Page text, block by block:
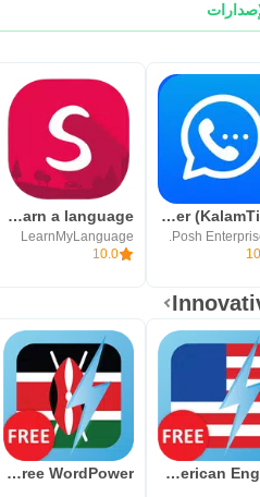
KT Messenger (KalamTime)
Posh
Speekoo - Learn a language
LearnMyLanguage
10.0
WordPower Lt American English
Learn Swahili Free WordPower